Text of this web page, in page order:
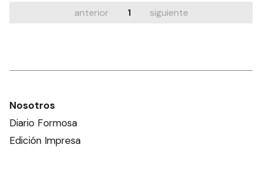
anterior 1 siguiente
Nosotros
Diario Formosa
Edición Impresa